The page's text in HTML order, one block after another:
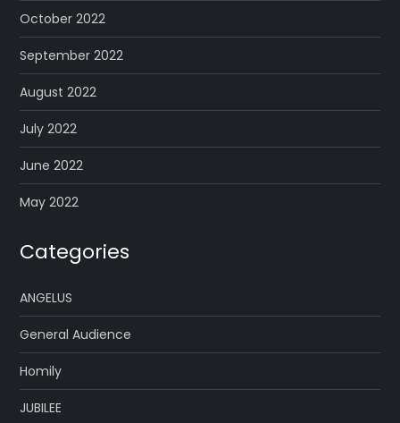
October 2022
September 2022
August 2022
July 2022
June 2022
May 2022
Categories
ANGELUS
General Audience
Homily
JUBILEE